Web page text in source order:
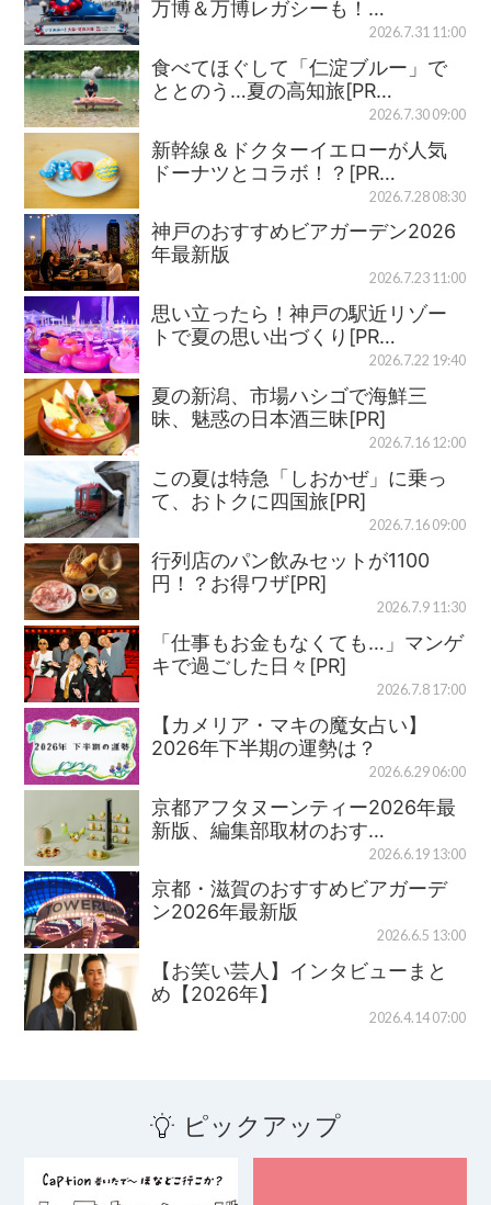
万博＆万博レガシーも！…
2026.7.31 11:00
食べてほぐして「仁淀ブルー」で
ととのう…夏の高知旅[PR…
2026.7.30 09:00
新幹線＆ドクターイエローが人気
ドーナツとコラボ！？[PR…
2026.7.28 08:30
神戸のおすすめビアガーデン2026
年最新版
2026.7.23 11:00
思い立ったら！神戸の駅近リゾー
トで夏の思い出づくり[PR…
2026.7.22 19:40
夏の新潟、市場ハシゴで海鮮三
昧、魅惑の日本酒三昧[PR]
2026.7.16 12:00
この夏は特急「しおかぜ」に乗っ
て、おトクに四国旅[PR]
2026.7.16 09:00
行列店のパン飲みセットが1100
円！？お得ワザ[PR]
2026.7.9 11:30
「仕事もお金もなくても…」マンゲ
キで過ごした日々[PR]
2026.7.8 17:00
【カメリア・マキの魔女占い】
2026年下半期の運勢は？
2026.6.29 06:00
京都アフタヌーンティー2026年最
新版、編集部取材のおす…
2026.6.19 13:00
京都・滋賀のおすすめビアガーデ
ン2026年最新版
2026.6.5 13:00
【お笑い芸人】インタビューまと
め【2026年】
2026.4.14 07:00
ピックアップ